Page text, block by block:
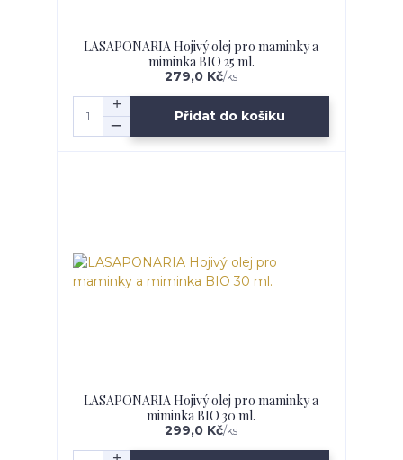
LASAPONARIA Hojivý olej pro maminky a
miminka BIO 25 ml.
279,0 Kč/ks
Přidat do košíku
LASAPONARIA Hojivý olej pro maminky a
miminka BIO 30 ml.
299,0 Kč/ks